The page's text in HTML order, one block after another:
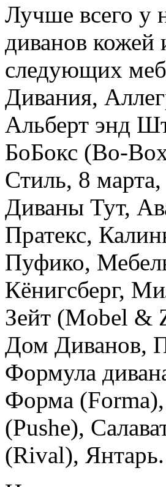
Лучше всего у
диванов кожей
следующих
Дивания,
Альберт энд
БоБокс (Bo-
Стиль, 8
Диваны Тут,
Пратекс,
Пуфико,
Кёнигсберг,
Зейт (Mobel &
Дом Диванов,
Формула
Форма
(Pushe),
(Rival), Янтарь.